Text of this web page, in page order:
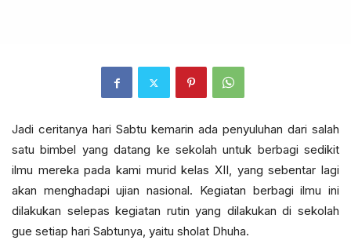
Jadi ceritanya hari Sabtu kemarin ada penyuluhan dari salah
satu bimbel yang datang ke sekolah untuk berbagi sedikit
ilmu mereka pada kami murid kelas XII, yang sebentar lagi
akan menghadapi ujian nasional. Kegiatan berbagi ilmu ini
dilakukan selepas kegiatan rutin yang dilakukan di sekolah
gue setiap hari Sabtunya, yaitu sholat Dhuha.